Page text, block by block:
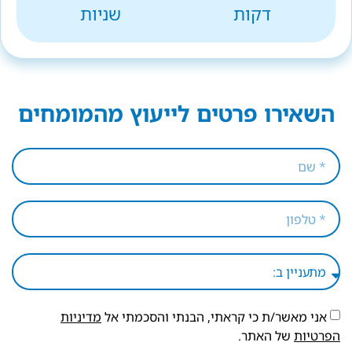
דקות
שניות
השאירו פרטים לייעוץ מהמומחים
אני מאשר/ת כי קראתי, הבנתי והסכמתי אל מדיניות
הפרטיות של האתר.